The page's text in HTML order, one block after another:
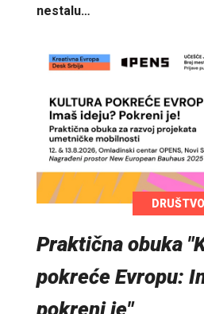
nestalu…
DRUŠTVO
Praktična obuka
pokreće Evropu:
pokreni je"